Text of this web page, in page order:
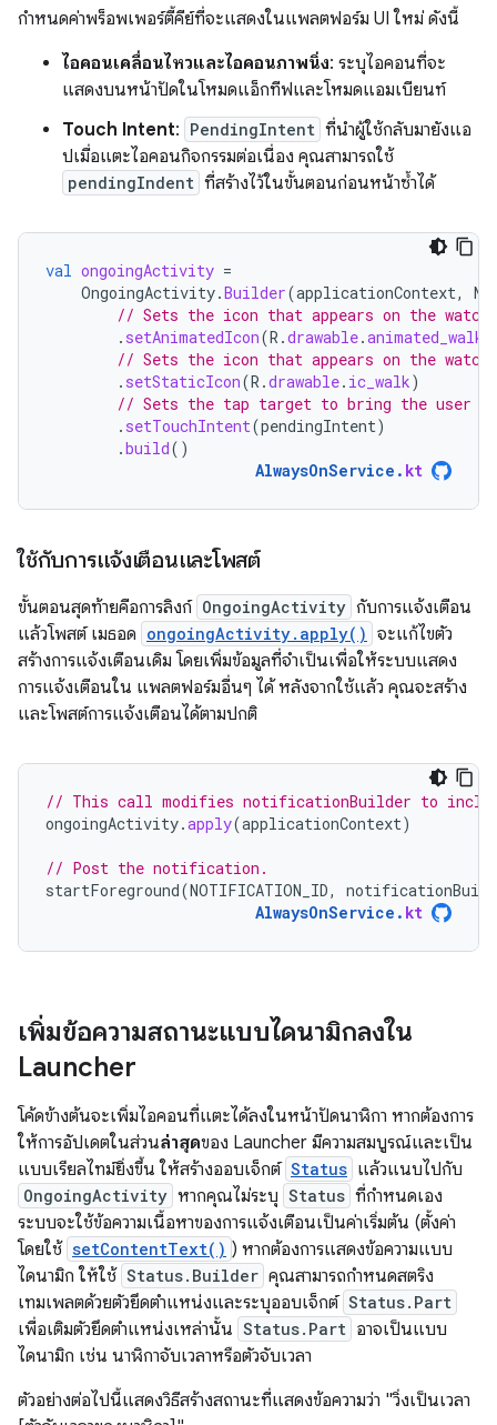
กำหนดค่าพร็อพเพอร์ตี้คีย์ที่จะแสดงในแพลตฟอร์ม UI ใหม่ ดังนี้
ไอคอนเคลื่อนไหวและไอคอนภาพนิ่ง: ระบุไอคอนที่จะ
แสดงบนหน้าปัดในโหมดแอ็กทีฟและโหมดแอมเบียนท์
Touch Intent: PendingIntent ที่นำผู้ใช้กลับมายังแอ
ปเมื่อแตะไอคอนกิจกรรมต่อเนื่อง คุณสามารถใช้
pendingIndent ที่สร้างไว้ในขั้นตอนก่อนหน้าซ้ำได้
val ongoingActivity =
OngoingActivity.Builder(applicationContext,
// Sets the icon that appears on the
. setAnimatedIcon(R .drawable.animated_walk
// Sets the icon that appears on the watch
. setStaticIcon(R .drawable. ic_walk)
// Sets the tap target to bring the user
. setTouchIntent(pendingIntent)
.build()
AlwaysOnService . kt
ใช้กับการแจ้งเตือนและโพสต์
ขั้นตอนสุดท้ายคือการลิงก์ OngoingActivity กับการแจ้งเตือน
แล้วโพสต์ เมธอด ongoingActivity.apply() จะแก้ไขตัว
สร้างการแจ้งเตือนเดิม โดยเพิ่มข้อมูลที่จำเป็นเพื่อให้ระบบแสดง
การแจ้งเตือนใน แพลตฟอร์มอื่นๆ ได้ หลังจากใช้แล้ว คุณจะสร้าง
และโพสต์การแจ้งเตือนได้ตามปกติ
// This call modifies notificationBuilder to
ongoingActivity.apply(applicationContext)
// Post the notification.
startForeground(NOTIFICATION_ID,
AlwaysOnService . kt
เพิ่มข้อความสถานะแบบไดนามิกลงใน
Launcher
โค้ดข้างต้นจะเพิ่มไอคอนที่แตะได้ลงในหน้าปัดนาฬิกา หากต้องการ
ให้การอัปเดตในส่วนล่าสุดของ Launcher มีความสมบูรณ์และเป็น
แบบเรียลไทม์ยิ่งขึ้น ให้สร้างออบเจ็กต์ Status แล้วแนบไปกับ
OngoingActivity หากคุณไม่ระบุ Status ที่กำหนดเอง
ระบบจะใช้ข้อความเนื้อหาของการแจ้งเตือนเป็นค่าเริ่มต้น (ตั้งค่า
โดยใช้ setContentText() ) หากต้องการแสดงข้อความแบบ
ไดนามิก ให้ใช้ Status.Builder คุณสามารถกำหนดสตริง
เทมเพลตด้วยตัวยึดตำแหน่งและระบุออบเจ็กต์ Status.Part
เพื่อเติมตัวยึดตำแหน่งเหล่านั้น Status.Part อาจเป็นแบบ
ไดนามิก เช่น นาฬิกาจับเวลาหรือตัวจับเวลา
ตัวอย่างต่อไปนี้แสดงวิธีสร้างสถานะที่แสดงข้อความว่า "วิ่งเป็นเวลา